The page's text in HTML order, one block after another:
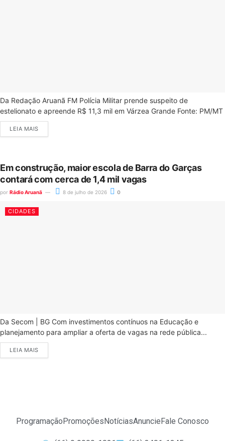
Da Redação Aruanã FM Polícia Militar prende suspeito de
estelionato e apreende R$ 11,3 mil em Várzea Grande Fonte: PM/MT
LEIA MAIS
Em construção, maior escola de Barra do Garças
contará com cerca de 1,4 mil vagas
por Rádio Aruanã 8 de julho de 2026 0
CIDADES
Da Secom | BG Com investimentos contínuos na Educação e
planejamento para ampliar a oferta de vagas na rede pública...
LEIA MAIS
ProgramaçãoPromoçõesNotíciasAnuncieFale Conosco